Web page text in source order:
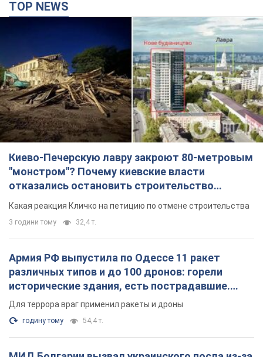
Киево-Печерскую лавру закроют 80-метровым
"монстром"? Почему киевские власти
отказались остановить строительство
небоскреба "московского верующего"
Какая реакция Кличко на петицию по отмене строительства
3 години тому 32,4 т.
Армия РФ выпустила по Одессе 11 ракет
различных типов и до 100 дронов: горели
исторические здания, есть пострадавшие.
Фото и видео
Для террора враг применил ракеты и дроны
годину тому 54,4 т.
МИД Болгарии вызвал украинского посла из-за
инцидента с дроном: что произошло
Беседа состоится 10 августа
3 години тому 5,1 т.